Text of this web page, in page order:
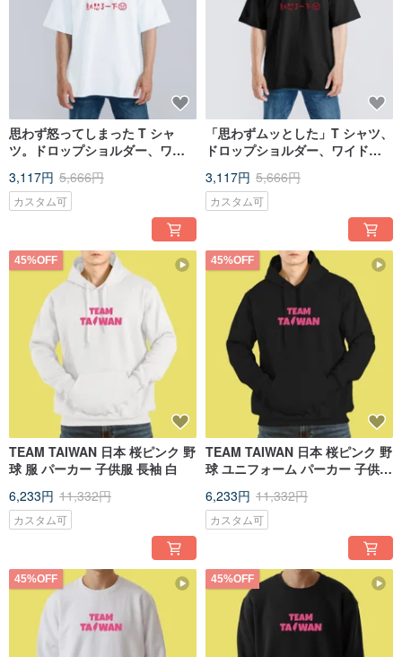
思わず怒ってしまった T シャ
ツ。ドロップショルダー、ワイ
トン 100%、白 T シャツ。
3,117円 5,666円
カスタム可
「思わずムッとした」T シャツ、
ドロップショルダー、ワイドシ
ン、純綿 T、黒 T
3,117円 5,666円
カスタム可
45%OFF
TEAM TAIWAN 日本 桜ピンク 野
球 服 パーカー 子供服 長袖 白
6,233円 11,332円
カスタム可
45%OFF
TEAM TAIWAN 日本 桜ピンク 野
球 ユニフォーム パーカー 子供服
6,233円 11,332円
カスタム可
45%OFF 45%OFF